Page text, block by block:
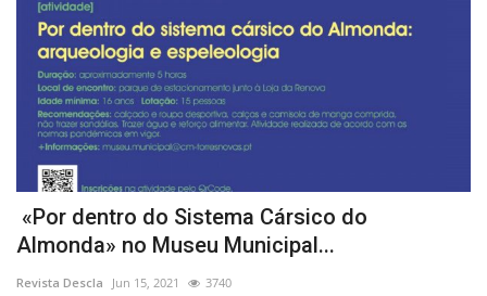
«Por dentro do Sistema Cársico do
Almonda» no Museu Municipal...
Revista Descla Jun 15, 2021 3740